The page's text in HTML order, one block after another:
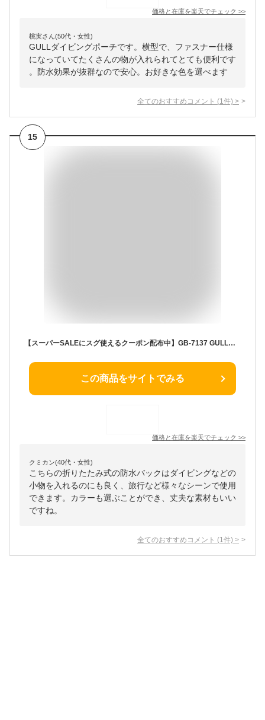
価格と在庫を楽天でチェック >>
桃実さん(50代・女性)
GULLダイビングポーチです。横型で、ファスナー仕様
になっていてたくさんの物が入れられてとても便利です
。防水効果が抜群なので安心。お好きな色を選べます
全てのおすすめコメント (1 件) >
15
【スーパーSALEにスグ使えるクーポン配布中】GB-7137 GULLウォータープロテクトバッグMサイズ 旅行用 折り畳み式防水バッグ ダイビング向け小物入れ ブラックオレンジブルーホワイト
この商品をサイトでみる
価格と在庫を楽天でチェック >>
クミカン(40代・女性)
こちらの折りたたみ式の防水バックはダイビングなどの
小物を入れるのにも良く、旅行など様々なシーンで使用
できます。カラーも選ぶことができ、丈夫な素材もいい
ですね。
全てのおすすめコメント (1 件) >